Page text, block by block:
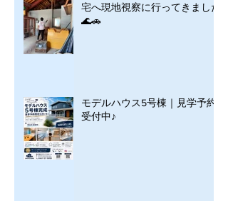
宅へ現地視察に行ってきました
🌊🚗
モデルハウス5号棟｜見学予約
受付中♪